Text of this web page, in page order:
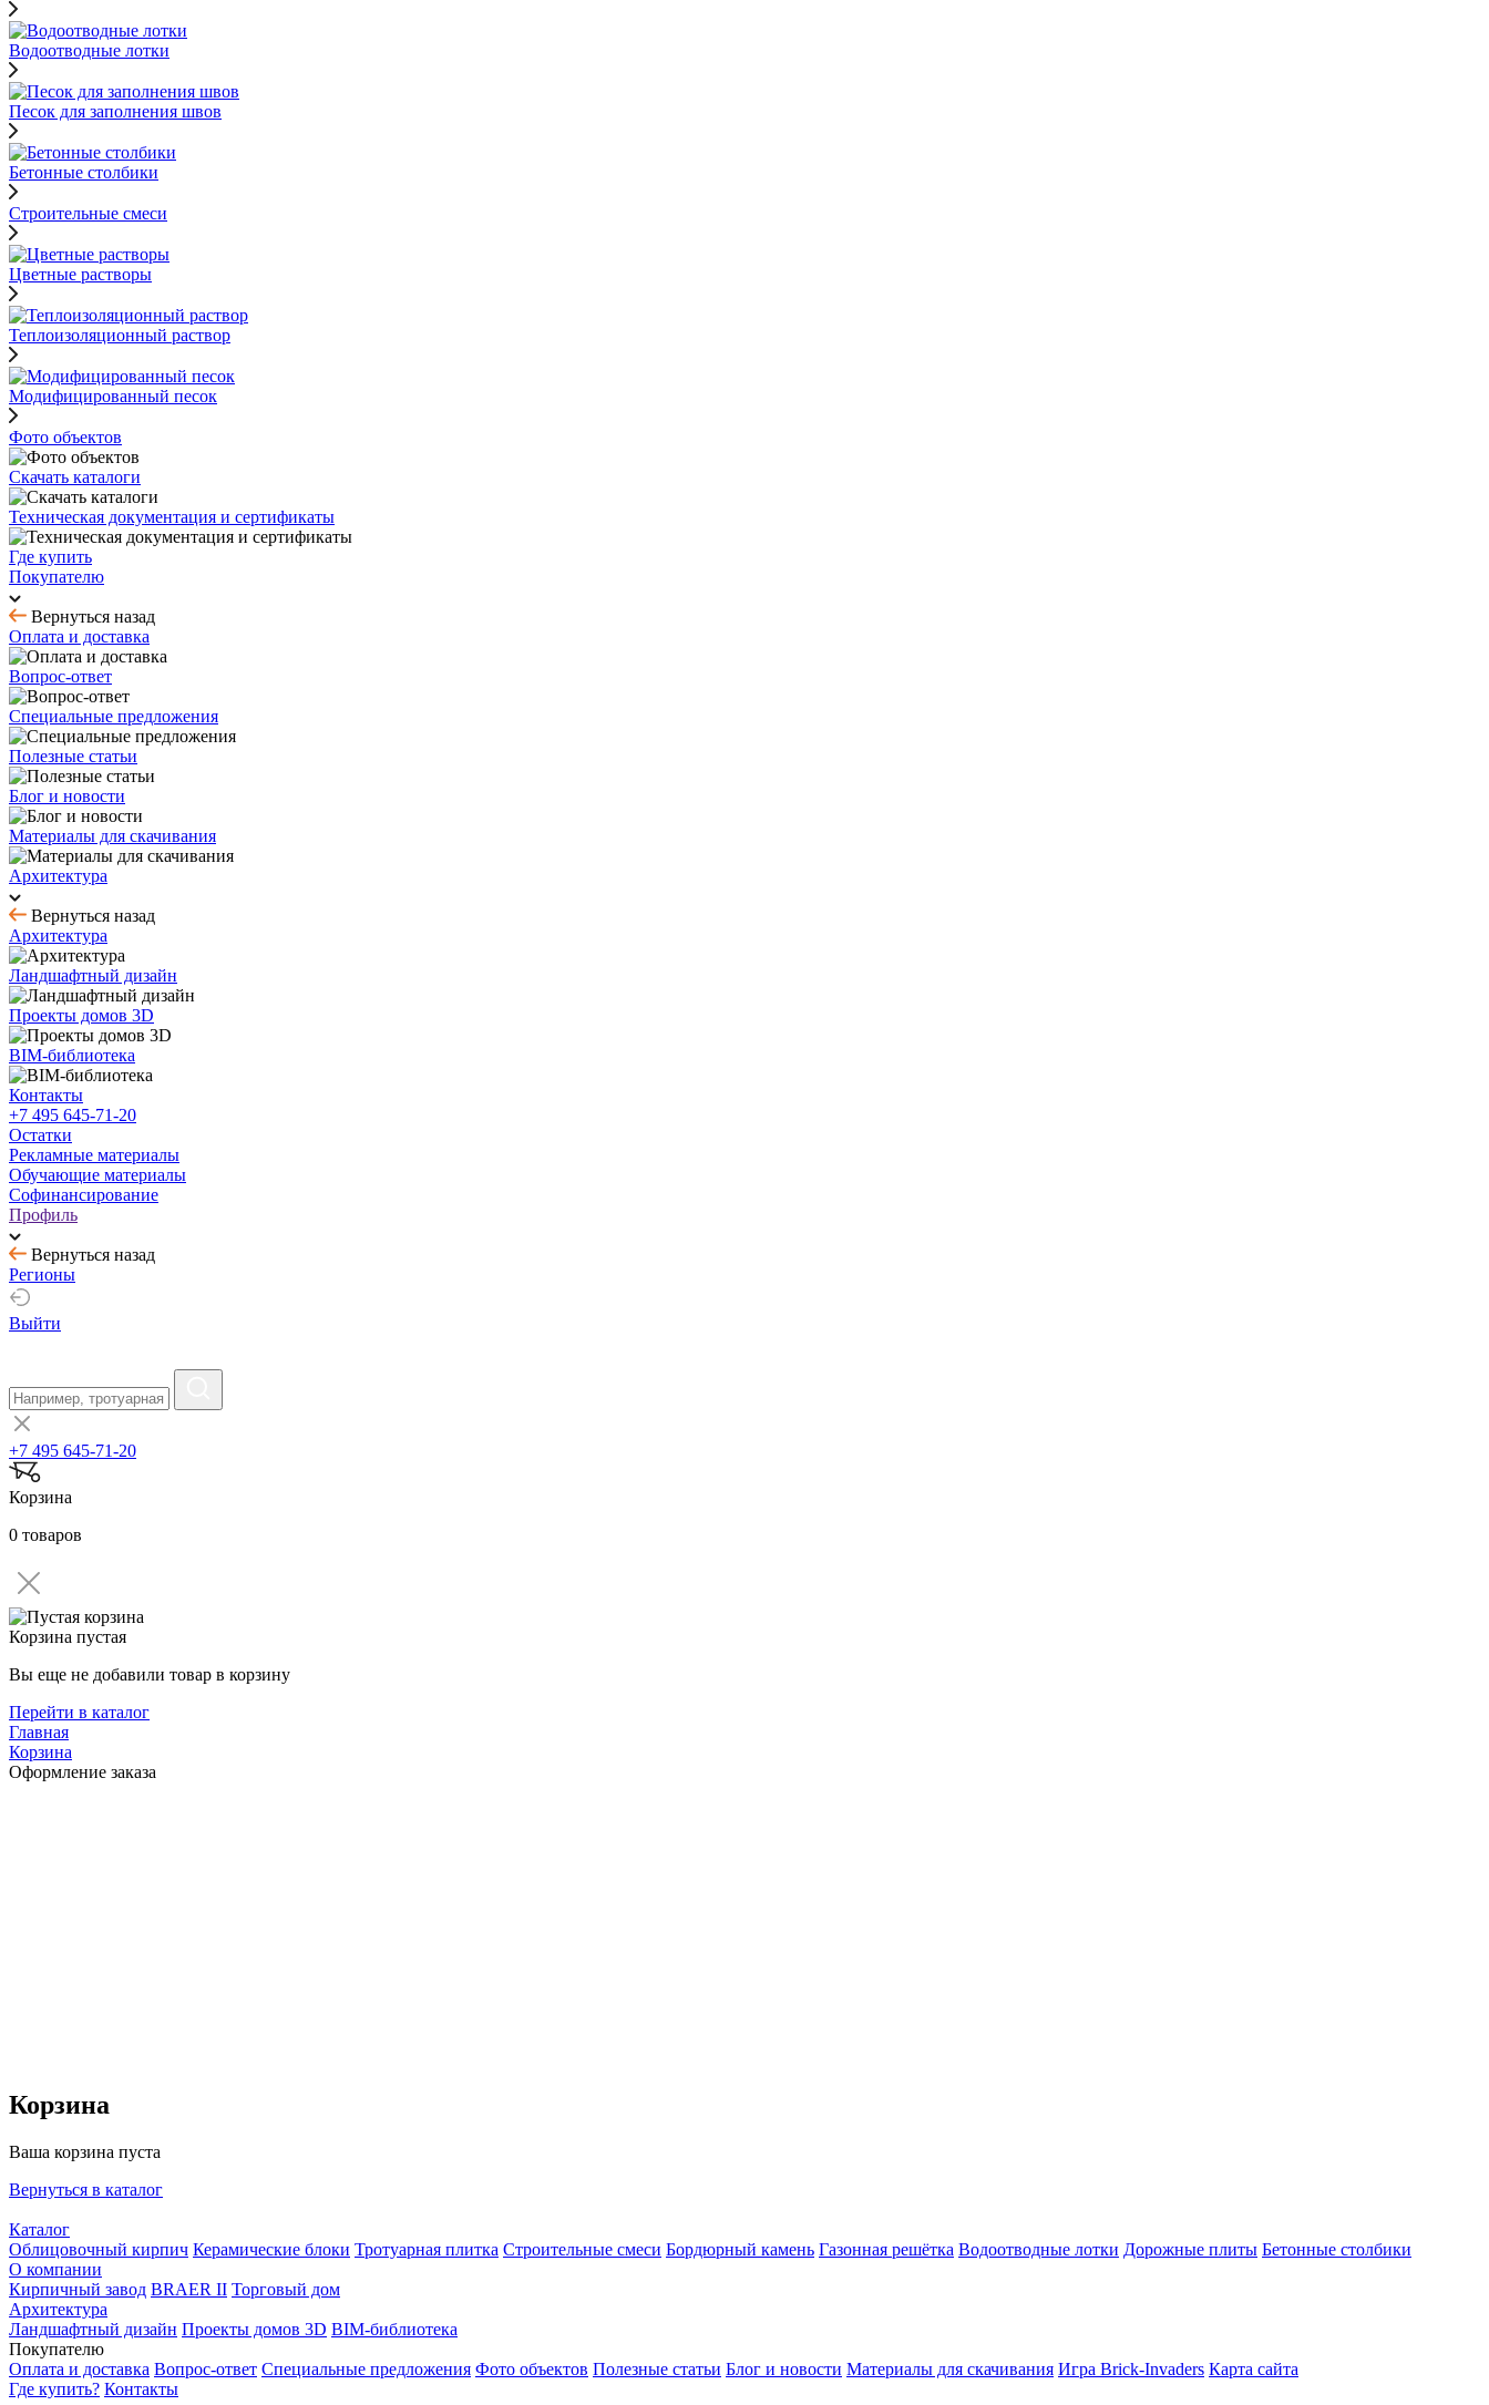
Водоотводные лотки
Песок для заполнения швов
Бетонные столбики
Строительные смеси
Цветные растворы
Теплоизоляционный раствор
Модифицированный песок
Фото объектов
Скачать каталоги
Техническая документация и сертификаты
Где купить
Покупателю
Вернуться назад
Оплата и доставка
Вопрос-ответ
Специальные предложения
Полезные статьи
Блог и новости
Материалы для скачивания
Архитектура
Вернуться назад
Архитектура
Ландшафтный дизайн
Проекты домов 3D
BIM-библиотека
Контакты
+7 495 645-71-20
Остатки
Рекламные материалы
Обучающие материалы
Софинансирование
Профиль
Вернуться назад
Регионы
Выйти
+7 495 645-71-20
Корзина
0 товаров
Корзина пустая
Вы еще не добавили товар в корзину
Перейти в каталог
Главная
Корзина
Оформление заказа
Корзина
Ваша корзина пуста
Вернуться в каталог
Каталог
Облицовочный кирпич Керамические блоки Тротуарная плитка Строительные смеси Бордюрный камень Газонная решётка Водоотводные лотки Дорожные плиты Бетонные столбики
О компании
Кирпичный завод BRAER II Торговый дом
Архитектура
Ландшафтный дизайн Проекты домов 3D BIM-библиотека
Покупателю
Оплата и доставка Вопрос-ответ Специальные предложения Фото объектов Полезные статьи Блог и новости Материалы для скачивания Игра Brick-Invaders Карта сайта
Где купить? Контакты